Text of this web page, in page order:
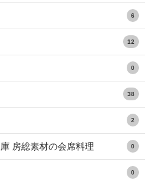
6
12
0
38
2
房総素材の会席料理 0
0